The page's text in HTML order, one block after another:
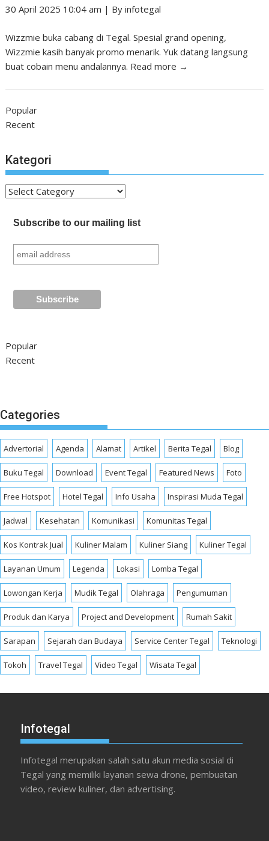
30 April 2025 10:04 am | Byinfotegal
Wizzmie buka cabang di Tegal. Spesial grand opening,
Wizzmie kasih banyak promo menarik. Yuk datang langsung
buat cobain menu andalannya. Read more →
Popular
Recent
Kategori
Kategori
Subscribe to our mailing list
Popular
Recent
Categories
Advertorial Agenda Alamat Artikel Berita Tegal Blog
Buku Tegal Download Event Tegal Featured News Foto
Free Hotspot Hotel Tegal Info Usaha Inspirasi Muda Tegal
Jadwal Kesehatan Komunikasi Komunitas Tegal
Kos Kontrak Jual Kuliner Malam Kuliner Siang Kuliner Tegal
Layanan Umum Legenda Lokasi Lomba Tegal
Lowongan Kerja Mudik Tegal Olahraga Pengumuman
Produk dan Karya Project and Development Rumah Sakit
Sarapan Sejarah dan Budaya Service Center Tegal Teknologi
Tokoh Travel Tegal Video Tegal Wisata Tegal
Infotegal
Infotegal merupakan salah satu akun media sosial di
Tegal yang memiliki layanan sewa drone, pembuatan
video, review kuliner, dan advertising.